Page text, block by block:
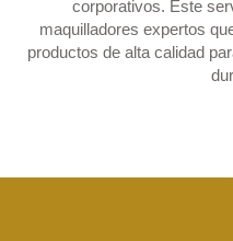
corporativos. Este
maquilladores expertos
productos de alta calidad